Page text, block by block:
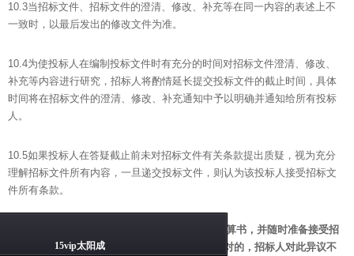
10.3当招标文件、招标文件的澄清、修改、补充等在同一内容的表述上不
一致时，以最后发出的修改文件为准。
10.4为使投标人在编制投标文件时有充分的时间对招标文件澄清、修改、
补充等内容进行研究，招标人将酌情延长提交投标文件的截止时间，具体
时间将在招标文件的澄清、修改、补充通知中予以明确并通知给所有投标
人。
10.5如果投标人在答疑截止前未对招标文件有关条款提出质疑，视为充分
理解招标文件所有内容，一旦递交投标文件，则认为该投标人接受招标文
件所有条款。
投标人对清单工程量提出异议的，必须附计算书，并随时准备接受招
标人组织的核对。不能提供计算书或不能参加核对的，招标人对此异议不
15vip太阳成